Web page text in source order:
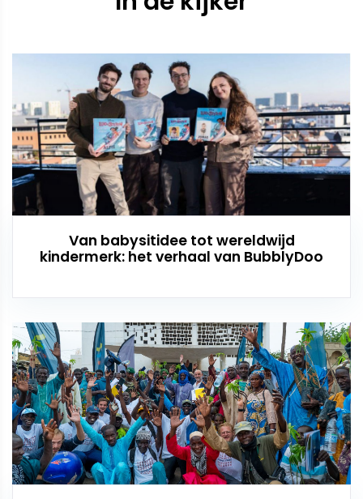
Van babysitidee tot wereldwijd
kindermerk: het verhaal van BubblyDoo